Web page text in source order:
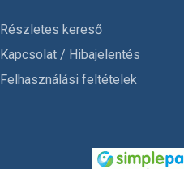
Részletes kereső
Kapcsolat / Hibajelentés
Felhasználási feltételek